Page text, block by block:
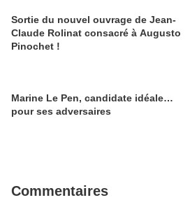
Sortie du nouvel ouvrage de Jean-
Claude Rolinat consacré à Augusto
Pinochet !
Marine Le Pen, candidate idéale…
pour ses adversaires
Commentaires